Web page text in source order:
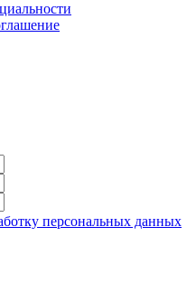
персональных данных